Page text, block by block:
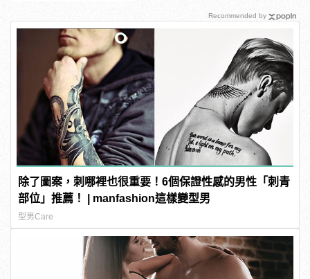
除了圖案，刺哪裡也很重要！6個保證性感的男性「刺青
部位」推薦！ | manfashion這樣變型男
型男Care
Recommended by